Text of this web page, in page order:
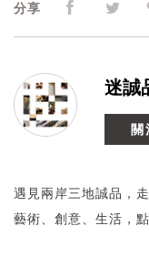
分享
迷誠
關
遇見兩岸三地誠品，
藝術、創意、生活，